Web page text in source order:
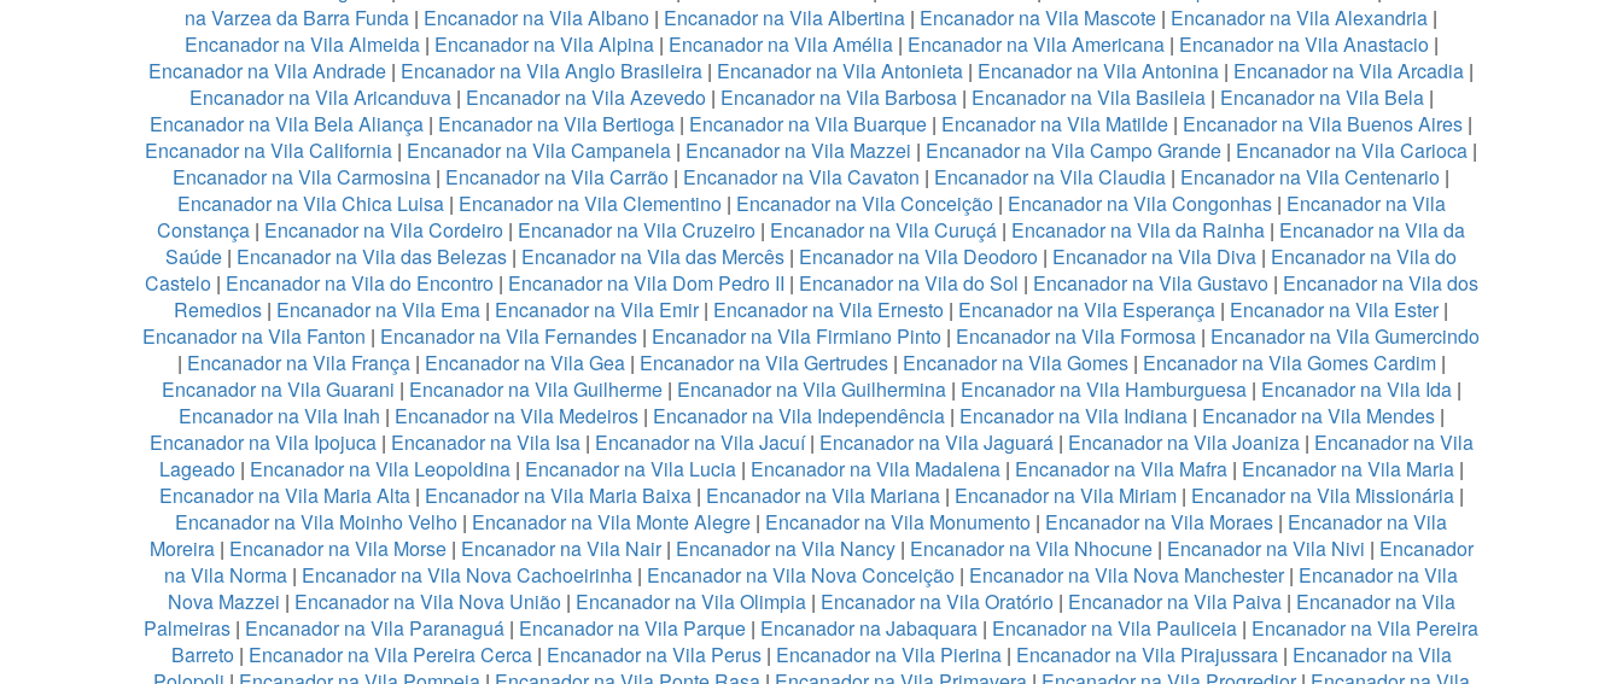
na Varzea da Barra Funda | Encanador na Vila Albano | Encanador na Vila Albertina | Encanador na Vila Mascote | Encanador na Vila Alexandria |
Encanador na Vila Almeida | Encanador na Vila Alpina | Encanador na Vila Amélia | Encanador na Vila Americana| Encanador na Vila Anastacio|
Encanador na Vila Andrade | Encanador na Vila Anglo Brasileira | Encanador na Vila Antonieta | Encanador na Vila Antonina | Encanador na Vila Arcadia |
Encanador na Vila Aricanduva| Encanador na Vila Azevedo| Encanador na Vila Barbosa| Encanador na Vila Basileia| Encanador na Vila Bela|
Encanador na Vila Bela Aliança | Encanador na Vila Bertioga | Encanador na Vila Buarque | Encanador na Vila Matilde | Encanador na Vila Buenos Aires |
Encanador na Vila California | Encanador na Vila Campanela | Encanador na Vila Mazzei | Encanador na Vila Campo Grande | Encanador na Vila Carioca |
Encanador na Vila Carmosina | Encanador na Vila Carrão | Encanador na Vila Cavaton | Encanador na Vila Claudia | Encanador na Vila Centenario |
Encanador na Vila Chica Luisa | Encanador na Vila Clementino| Encanador na Vila Conceição| Encanador na Vila Congonhas| Encanador na Vila
Constança | Encanador na Vila Cordeiro | Encanador na Vila Cruzeiro | Encanador na Vila Curuçá | Encanador na Vila da Rainha | Encanador na Vila da
Saúde | Encanador na Vila das Belezas | Encanador na Vila das Mercês | Encanador na Vila Deodoro | Encanador na Vila Diva | Encanador na Vila do
Castelo| Encanador na Vila do Encontro| Encanador na Vila Dom Pedro II | Encanador na Vila do Sol | Encanador na Vila Gustavo| Encanador na Vila dos
Remedios | Encanador na Vila Ema | Encanador na Vila Emir| Encanador na Vila Ernesto | Encanador na Vila Esperança | Encanador na Vila Ester|
Encanador na Vila Fanton | Encanador na Vila Fernandes | Encanador na Vila Firmiano Pinto | Encanador na Vila Formosa | Encanador na Vila Gumercindo
| Encanador na Vila França| Encanador na Vila Gea| Encanador na Vila Gertrudes| Encanador na Vila Gomes| Encanador na Vila Gomes Cardim|
Encanador na Vila Guarani | Encanador na Vila Guilherme| Encanador na Vila Guilhermina| Encanador na Vila Hamburguesa| Encanador na Vila Ida|
Encanador na Vila Inah | Encanador na Vila Medeiros| Encanador na Vila Independência| Encanador na Vila Indiana| Encanador na Vila Mendes|
Encanador na Vila Ipojuca| Encanador na Vila Isa| Encanador na Vila Jacuí| Encanador na Vila Jaguará| Encanador na Vila Joaniza| Encanador na Vila
Lageado| Encanador na Vila Leopoldina| Encanador na Vila Lucia| Encanador na Vila Madalena| Encanador na Vila Mafra | Encanador na Vila Maria|
Encanador na Vila Maria Alta| Encanador na Vila Maria Baixa| Encanador na Vila Mariana| Encanador na Vila Miriam| Encanador na Vila Missionária|
Encanador na Vila Moinho Velho | Encanador na Vila Monte Alegre | Encanador na Vila Monumento | Encanador na Vila Moraes | Encanador na Vila
Moreira| Encanador na Vila Morse| Encanador na Vila Nair| Encanador na Vila Nancy| Encanador na Vila Nhocune| Encanador na Vila Nivi | Encanador
na Vila Norma | Encanador na Vila Nova Cachoeirinha | Encanador na Vila Nova Conceição | Encanador na Vila Nova Manchester| Encanador na Vila
Nova Mazzei | Encanador na Vila Nova União| Encanador na Vila Olimpia| Encanador na Vila Oratório| Encanador na Vila Paiva| Encanador na Vila
Palmeiras | Encanador na Vila Paranaguá | Encanador na Vila Parque | Encanador na Jabaquara | Encanador na Vila Pauliceia | Encanador na Vila Pereira
Barreto| Encanador na Vila Pereira Cerca| Encanador na Vila Perus| Encanador na Vila Pierina| Encanador na Vila Pirajussara| Encanador na Vila